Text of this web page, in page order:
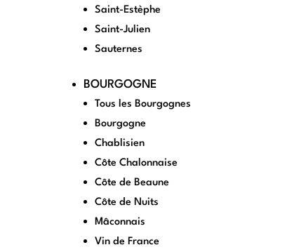
Saint-Estèphe
Saint-Julien
Sauternes
BOURGOGNE
Tous les Bourgognes
Bourgogne
Chablisien
Côte Chalonnaise
Côte de Beaune
Côte de Nuits
Mâconnais
Vin de France